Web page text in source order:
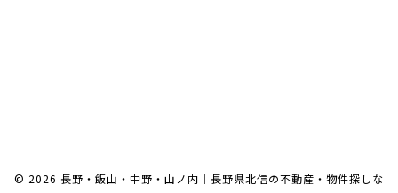
© 2026 長野・飯山・中野・山ノ内｜長野県北信の不動産・物件探しな